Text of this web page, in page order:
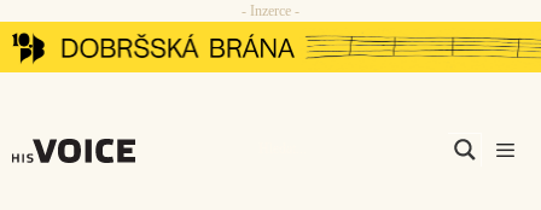
Přeskočit
na
- Inzerce -